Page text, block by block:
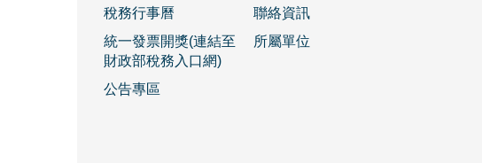
稅務行事曆
統一發票開獎(連結至
財政部稅務入口網)
公告專區
聯絡資訊
所屬單位